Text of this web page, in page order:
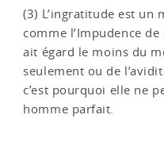
(3) L’ingratitude est un
comme l’Impudence
ait égard le moins du
seulement ou de
c’est pourquoi elle ne
homme parfait.